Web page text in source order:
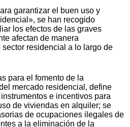
garantizar el buen uso y
se han recogido
los efectos de las graves
afectan de manera
residencial a lo largo de
para el fomento de la
mercado residencial, define
e incentivos para
de viviendas en alquiler; se
de ocupaciones ilegales de
a la eliminación de la